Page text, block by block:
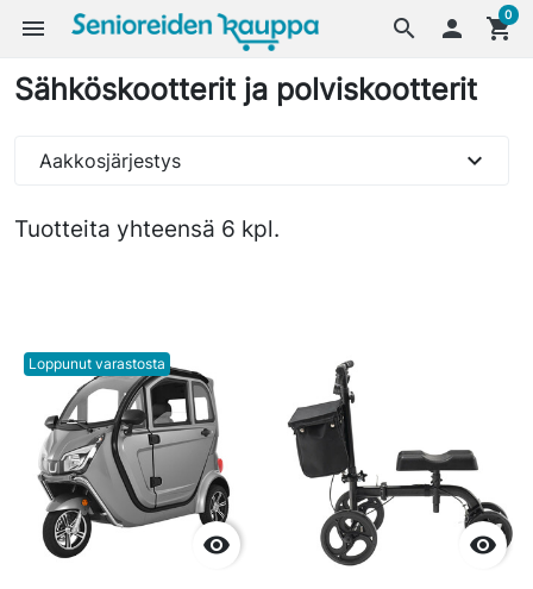
search
menu  shopping_cart
0
Sähköskootterit ja polviskootterit
Tuotteita yhteensä 6 kpl.
Aakkosjärjestys expand_more
Loppunut varastosta
 